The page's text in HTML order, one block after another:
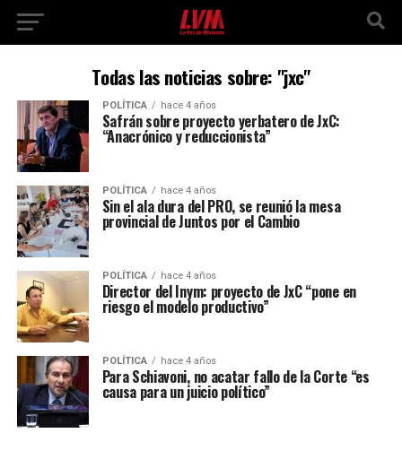
Todas las noticias sobre: "jxc"
POLÍTICA hace 4 años
Safrán sobre proyecto yerbatero de JxC:
“Anacrónico y reduccionista”
POLÍTICA hace 4 años
Sin el ala dura del PRO, se reunió la mesa
provincial de Juntos por el Cambio
POLÍTICA hace 4 años
Director del Inym: proyecto de JxC “pone en
riesgo el modelo productivo”
POLÍTICA hace 4 años
Para Schiavoni, no acatar fallo de la Corte “es
causa para un juicio político”